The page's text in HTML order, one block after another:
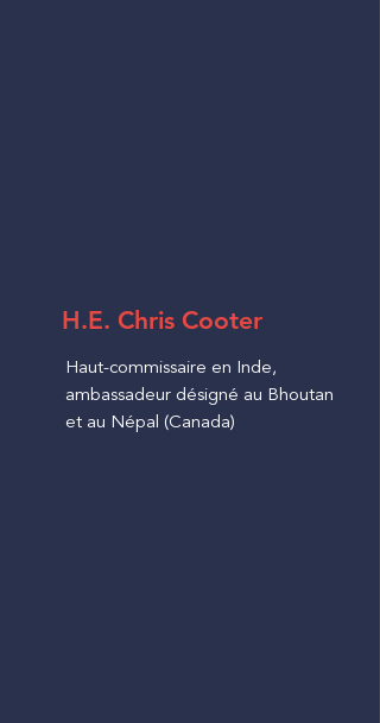
H.E. Chris Cooter
Haut-commissaire en Inde,
ambassadeur désigné au Bhoutan
et au Népal (Canada)